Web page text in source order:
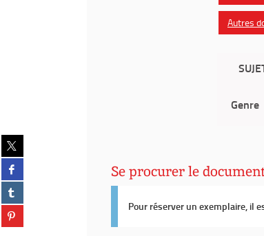
Partager
sur
twitter
(Nouvelle
fenêtre)
Partager
sur
facebook
(Nouvelle
fenêtre)
Partager
sur
tumblr
(Nouvelle
Partager
sur
Autres
Genre
Se procurer le
Pour réserver un exemplaire, il